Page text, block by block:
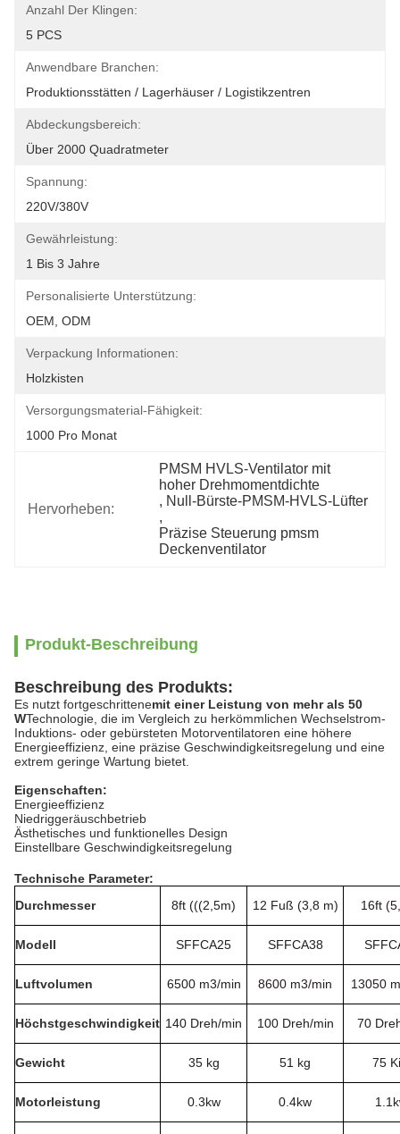
Anzahl Der Klingen:
5 PCS
Anwendbare Branchen:
Produktionsstätten / Lagerhäuser / Logistikzentren
Abdeckungsbereich:
Über 2000 Quadratmeter
Spannung:
220V/380V
Gewährleistung:
1 Bis 3 Jahre
Personalisierte Unterstützung:
OEM, ODM
Verpackung Informationen:
Holzkisten
Versorgungsmaterial-Fähigkeit:
1000 Pro Monat
Hervorheben:
PMSM HVLS-Ventilator mit
hoher Drehmomentdichte
, Null-Bürste-PMSM-HVLS-Lüfter
,
Präzise Steuerung pmsm
Deckenventilator
Produkt-Beschreibung
Beschreibung des Produkts:
Es nutzt fortgeschrittenemit einer Leistung von mehr als 50
WTechnologie, die im Vergleich zu herkömmlichen Wechselstrom-
Induktions- oder gebürsteten Motorventilatoren eine höhere
Energieeffizienz, eine präzise Geschwindigkeitsregelung und eine
extrem geringe Wartung bietet.
Eigenschaften:
Energieeffizienz
Niedriggeräuschbetrieb
Ästhetisches und funktionelles Design
Einstellbare Geschwindigkeitsregelung
Technische Parameter:
Durchmesser
8ft (((2,5m) 12 Fuß (3,8 m) 16ft
Modell SFFCA25 SFFCA38
Luftvolumen 6500 m3/min 8600 m3/min 13050
Höchstgeschwindigkeit 140 Dreh/min 100 Dreh/min 70
Gewicht 35 kg 51 kg 75
Motorleistung 0.3kw 0.4kw